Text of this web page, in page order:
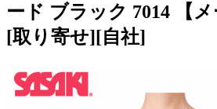
ード ブラック 7014 【メ
[取り寄せ][自社]